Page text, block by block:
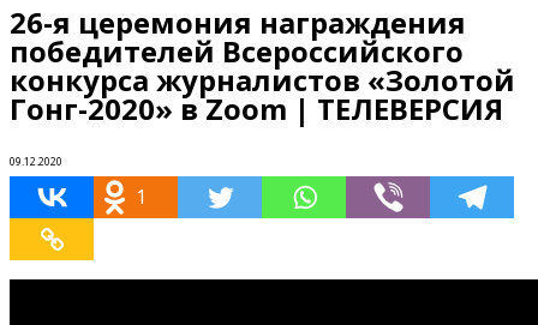
26-я церемония награждения
победителей Всероссийского
конкурса журналистов «Золотой
Гонг-2020» в Zoom | ТЕЛЕВЕРСИЯ
09.12.2020
1